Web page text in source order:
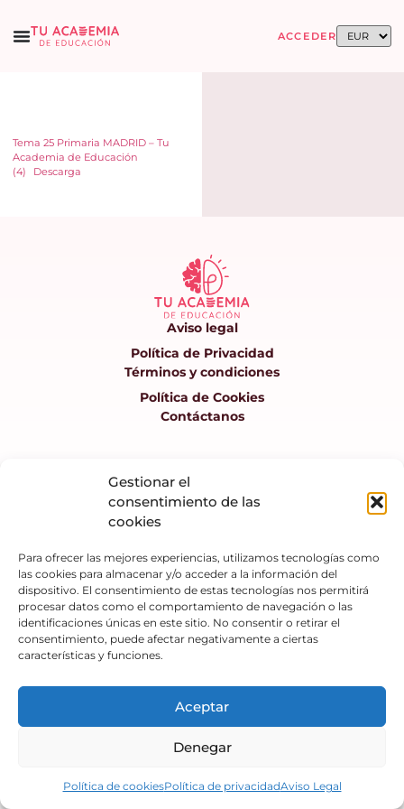
Gestionar el
consentimiento de las
cookies
Para ofrecer las mejores experiencias, utilizamos tecnologías como
las cookies para almacenar y/o acceder a la información del
dispositivo. El consentimiento de estas tecnologías nos permitirá
procesar datos como el comportamiento de navegación o las
identificaciones únicas en este sitio. No consentir o retirar el
consentimiento, puede afectar negativamente a ciertas
características y funciones.
Aceptar
Denegar
Política de cookiesPolítica de privacidadAviso Legal
ACCEDER
Tema 25 Primaria MADRID – Tu
Academia de Educación
(4)
Descarga
Aviso legal
Política de Privacidad
Términos y condiciones
Política de Cookies
Contáctanos
© 2026 tuacademiadeeducacion.com